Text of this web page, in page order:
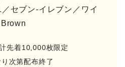
セブン-イレブン／ワイ
先着10,000枚限定
次第配布終了